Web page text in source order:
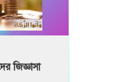
জিজ্ঞাসা